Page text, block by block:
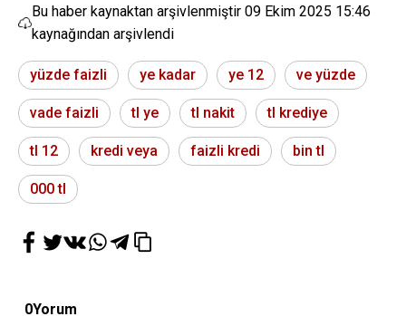
Bu haber kaynaktan arşivlenmiştir 09 Ekim 2025 15:46
kaynağından arşivlendi
yüzde faizli ye kadar ye 12 ve yüzde
vade faizli tl ye tl nakit tl krediye
tl 12 kredi veya faizli kredi bin tl
000 tl
0Yorum